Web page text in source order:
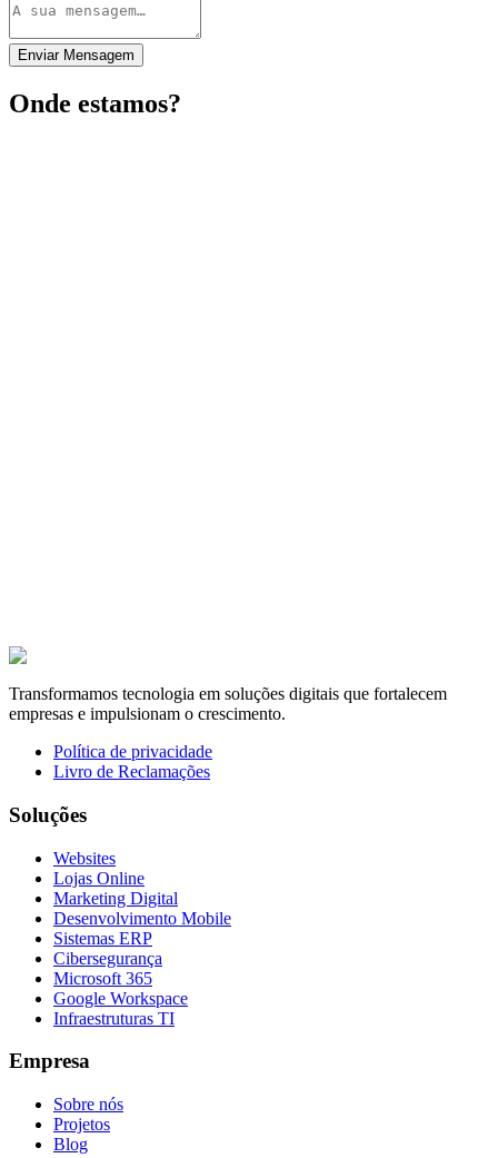
Enviar Mensagem
Onde estamos?
Transformamos tecnologia em soluções digitais que fortalecem
empresas e impulsionam o crescimento.
Política de privacidade
Livro de Reclamações
Soluções
Websites
Lojas Online
Marketing Digital
Desenvolvimento Mobile
Sistemas ERP
Cibersegurança
Microsoft 365
Google Workspace
Infraestruturas TI
Empresa
Sobre nós
Projetos
Blog